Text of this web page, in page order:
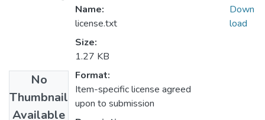
No
Thumbnail
Available
Name:
license.txt
Size:
1.27 KB
Format:
Item-specific license agreed
upon to submission
Down
load